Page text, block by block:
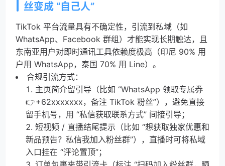
丝变成 “自己人”
TikTok 平台流量具有不确定性，引流到私域（如
WhatsApp、Facebook 群组）才能实现长期触达，且
东南亚用户对即时通讯工具依赖度极高（印尼 90% 用
户用 WhatsApp，泰国 70% 用 Line）。
合规引流方式：
主页简介留引导（比如 “WhatsApp 领取专属券
👉+62xxxxxxx，备注 TikTok 粉丝”），避免直接
留手机号，用 “私信获取联系方式” 间接引导；
短视频 / 直播结尾提示（比如 “想获取独家优惠和
新品预告？私信我加入粉丝群”），直播时可将私域
入口挂在 “评论置顶”；